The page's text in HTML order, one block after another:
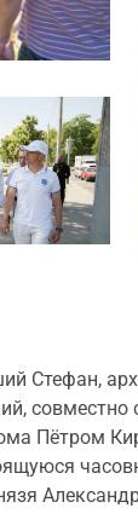
Стефан,
совместно
Пётром